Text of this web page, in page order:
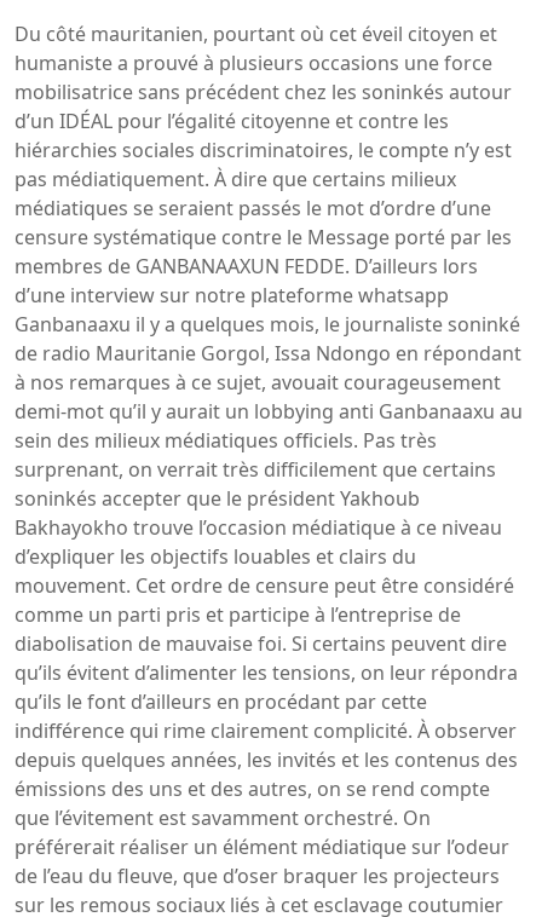
Du côté mauritanien, pourtant où cet éveil citoyen et
humaniste a prouvé à plusieurs occasions une force
mobilisatrice sans précédent chez les soninkés autour
d’un IDÉAL pour l’égalité citoyenne et contre les
hiérarchies sociales discriminatoires, le compte n’y est
pas médiatiquement. À dire que certains milieux
médiatiques se seraient passés le mot d’ordre d’une
censure systématique contre le Message porté par les
membres de GANBANAAXUN FEDDE. D’ailleurs lors
d’une interview sur notre plateforme whatsapp
Ganbanaaxu il y a quelques mois, le journaliste soninké
de radio Mauritanie Gorgol, Issa Ndongo en répondant
à nos remarques à ce sujet, avouait courageusement
demi-mot qu’il y aurait un lobbying anti Ganbanaaxu au
sein des milieux médiatiques officiels. Pas très
surprenant, on verrait très difficilement que certains
soninkés accepter que le président Yakhoub
Bakhayokho trouve l’occasion médiatique à ce niveau
d’expliquer les objectifs louables et clairs du
mouvement. Cet ordre de censure peut être considéré
comme un parti pris et participe à l’entreprise de
diabolisation de mauvaise foi. Si certains peuvent dire
qu’ils évitent d’alimenter les tensions, on leur répondra
qu’ils le font d’ailleurs en procédant par cette
indifférence qui rime clairement complicité. À observer
depuis quelques années, les invités et les contenus des
émissions des uns et des autres, on se rend compte
que l’évitement est savamment orchestré. On
préférerait réaliser un élément médiatique sur l’odeur
de l’eau du fleuve, que d’oser braquer les projecteurs
sur les remous sociaux liés à cet esclavage coutumier